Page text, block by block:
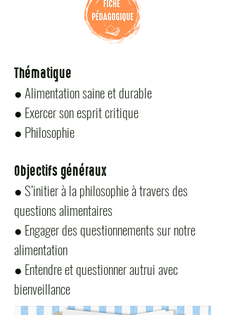
Thématique
● Alimentation saine et durable
● Exercer son esprit critique
● Philosophie
Objectifs généraux
● S’initier à la philosophie à travers des
questions alimentaires
● Engager des questionnements sur notre
alimentation
● Entendre et questionner autrui avec
bienveillance